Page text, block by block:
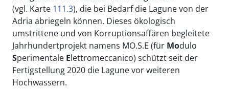
(vgl. Karte 111.3), die bei Bedarf die Lagune von der
Adria abriegeln können. Dieses ökologisch
umstrittene und von Korruptionsaffären begleitete
Jahrhundertprojekt namens MO.S.E (für Modulo
Sperimentale Elettromeccanico) schützt seit der
Fertigstellung 2020 die Lagune vor weiteren
Hochwassern.